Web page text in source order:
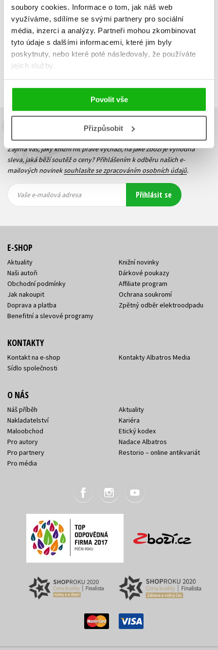
soubory cookies. Informace o tom, jak náš web
využíváme, sdílíme se svými partnery pro sociální
média, inzerci a analýzy. Partneři mohou zkombinovat
tyto údaje s dalšími informacemi, které jim byly
poskytnuty, nebo které poté následovaly, že používáte
jejich služby.
Povolit vše
Přizpůsobit
Do košíku
Zobrazuji 1 až 3 z celkem 3 záznamů
Předchozí 1 Další
Budete to vědět jako první!
Zajímá Vás, jaký knižní hit právě vychází, na jaké zboží je výhodná
sleva, jaká běží soutěž o ceny? Přihlášením k odběru našich e-
mailových novineksouhlasíte se zpracováním osobních údajů.
mailová
mailová
Vaše e-mailová adresa Přihlásit se
E-SHOP
Aktuality
Naši autoři
Obchodní podmínky
Jak nakoupit
Doprava a platba
Benefitní a slevové programy
Knižní novinky
Dárkové poukazy
Affiliate program
Ochrana soukromí
Zpětný odběr elektroodpadu
KONTAKTY
Kontakt na e-shop
Sídlo společnosti
Kontakty Albatros Media
O NÁS
Náš příběh
Nakladatelství
Maloobchod
Pro autory
Pro partnery
Pro média
Aktuality
Kariéra
Etický kodex
Nadace Albatros
Restorio – online antikvariát